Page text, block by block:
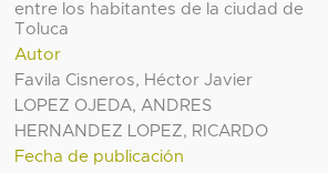
entre los habitantes de la ciudad de
Toluca
Autor
Favila Cisneros, Héctor Javier
LOPEZ OJEDA, ANDRES
HERNANDEZ LOPEZ, RICARDO
Fecha de publicación